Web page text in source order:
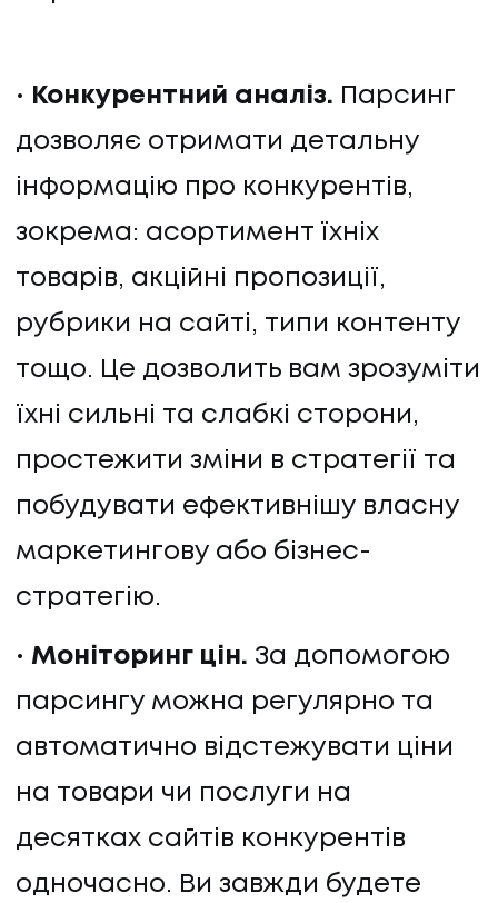
Конкурентний аналіз.
Парсинг
дозволяє отримати детальну
інформацію про конкурентів,
зокрема: асортимент їхніх
товарів, акційні пропозиції,
рубрики на сайті, типи контенту
тощо. Це дозволить вам зрозуміти
їхні сильні та слабкі сторони,
простежити зміни в стратегії та
побудувати ефективнішу власну
маркетингову або бізнес-
стратегію.
Моніторинг цін. За допомогою
парсингу можна регулярно та
автоматично відстежувати ціни
на товари чи послуги на
десятках сайтів конкурентів
одночасно. Ви завжди будете
КАР'ЄРА
КАР'ЄРА
БЛОГ
БЛОГ
КЛІЄНТИ
КЛІЄНТИ
КОНТАКТИ